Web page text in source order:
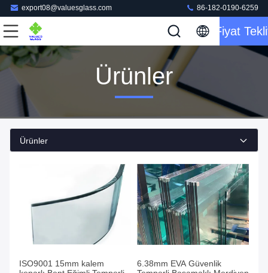
export08@valuesglass.com 86-182-0190-6259
Fiyat
Ürünler
Ürünler
ISO9001 15mm kalem
6.38mm EVA Güvenlik